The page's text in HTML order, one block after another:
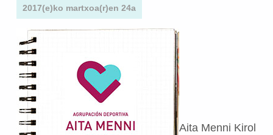
2017(e)ko martxoa(r)en 24a
Aita Menni Kirol